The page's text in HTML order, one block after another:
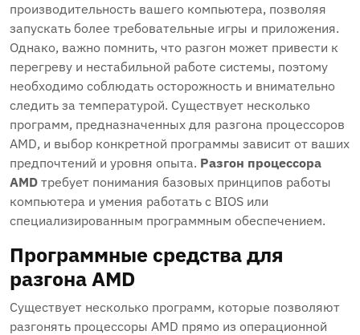
производительность вашего компьютера, позволяя
запускать более требовательные игры и приложения.
Однако, важно помнить, что разгон может привести к
перегреву и нестабильной работе системы, поэтому
необходимо соблюдать осторожность и внимательно
следить за температурой. Существует несколько
программ, предназначенных для разгона процессоров
AMD, и выбор конкретной программы зависит от ваших
предпочтений и уровня опыта. Разгон процессора
AMD требует понимания базовых принципов работы
компьютера и умения работать с BIOS или
специализированным программным обеспечением.
Программные средства для
разгона AMD
Существует несколько программ, которые позволяют
разгонять процессоры AMD прямо из операционной